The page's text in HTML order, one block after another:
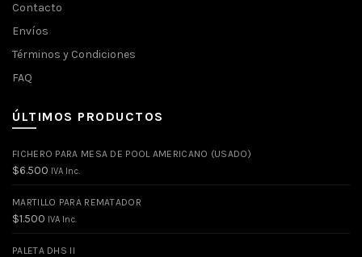
Contacto
Envíos
Términos y Condiciones
FAQ
ÚLTIMOS PRODUCTOS
FICHERO PARA MESA DE POOL AMERICANO (USADO)
$6.500 IVA Inc.
MARTILLO PARA REMATADOR
$1.500 IVA Inc.
PALETA DHS II